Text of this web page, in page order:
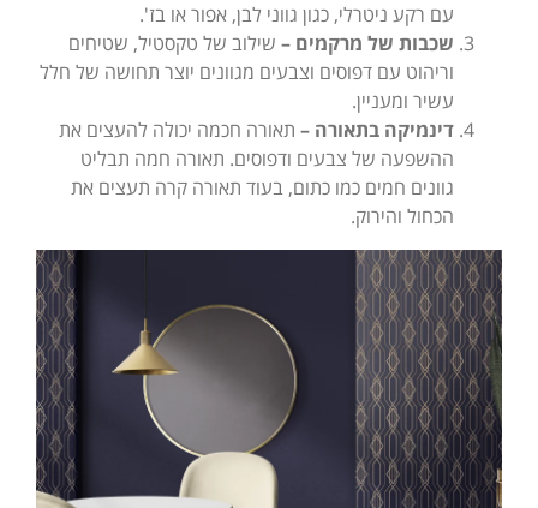
עם רקע ניטרלי, כגון גווני לבן, אפור או בז'.
שכבות של מרקמים – שילוב של טקסטיל, שטיחים
וריהוט עם דפוסים וצבעים מגוונים יוצר תחושה של חלל
עשיר ומעניין.
דינמיקה בתאורה – תאורה חכמה יכולה להעצים את
ההשפעה של צבעים ודפוסים. תאורה חמה תבליט
גוונים חמים כמו כתום, בעוד תאורה קרה תעצים את
הכחול והירוק.